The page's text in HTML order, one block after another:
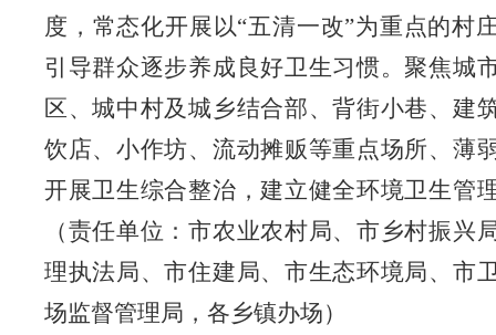
度，常态化开展以“五清一改”为重点的村
引导群众逐步养成良好卫生习惯。聚焦城
区、城中村及城乡结合部、背街小巷、建
饮店、小作坊、流动摊贩等重点场所、薄
开展卫生综合整治，建立健全环境卫生管
（责任单位：市农业农村局、市乡村振兴
理执法局、市住建局、市生态环境局、市
场监督管理局 ， 各乡镇办场）